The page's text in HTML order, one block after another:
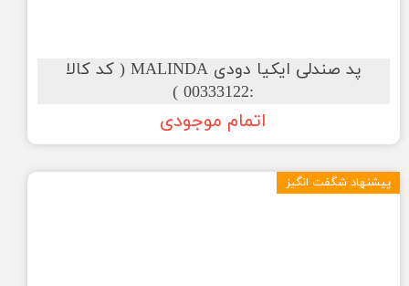
پد صندلی ایکیا دودی MALINDA ( کد کالا
:00333122 )
اتمام موجودی
پیشنهاد شگفت انگیز